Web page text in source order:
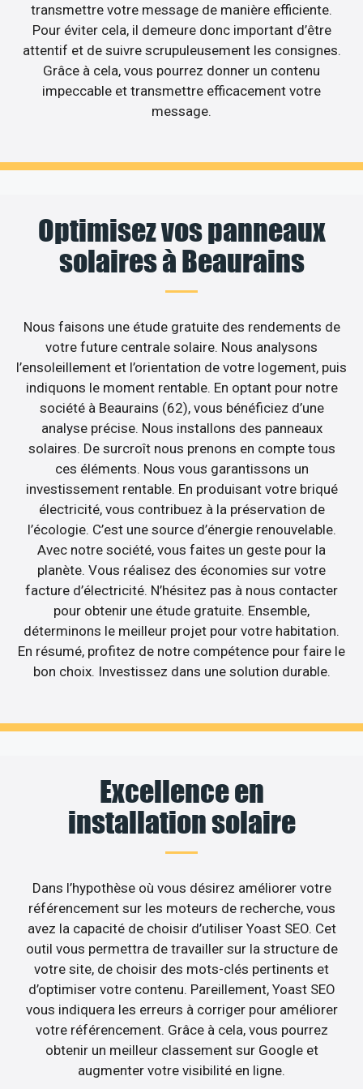
transmettre votre message de manière efficiente.
Pour éviter cela, il demeure donc important d’être
attentif et de suivre scrupuleusement les consignes.
Grâce à cela, vous pourrez donner un contenu
impeccable et transmettre efficacement votre
message.
Optimisez vos panneaux
solaires à Beaurains
Nous faisons une étude gratuite des rendements de
votre future centrale solaire. Nous analysons
l’ensoleillement et l’orientation de votre logement, puis
indiquons le moment rentable. En optant pour notre
société à Beaurains (62), vous bénéficiez d’une
analyse précise. Nous installons des panneaux
solaires. De surcroît nous prenons en compte tous
ces éléments. Nous vous garantissons un
investissement rentable. En produisant votre briqué
électricité, vous contribuez à la préservation de
l’écologie. C’est une source d’énergie renouvelable.
Avec notre société, vous faites un geste pour la
planète. Vous réalisez des économies sur votre
facture d’électricité. N’hésitez pas à nous contacter
pour obtenir une étude gratuite. Ensemble,
déterminons le meilleur projet pour votre habitation.
En résumé, profitez de notre compétence pour faire le
bon choix. Investissez dans une solution durable.
Excellence en
installation solaire
Dans l’hypothèse où vous désirez améliorer votre
référencement sur les moteurs de recherche, vous
avez la capacité de choisir d’utiliser Yoast SEO. Cet
outil vous permettra de travailler sur la structure de
votre site, de choisir des mots-clés pertinents et
d’optimiser votre contenu. Pareillement, Yoast SEO
vous indiquera les erreurs à corriger pour améliorer
votre référencement. Grâce à cela, vous pourrez
obtenir un meilleur classement sur Google et
augmenter votre visibilité en ligne.